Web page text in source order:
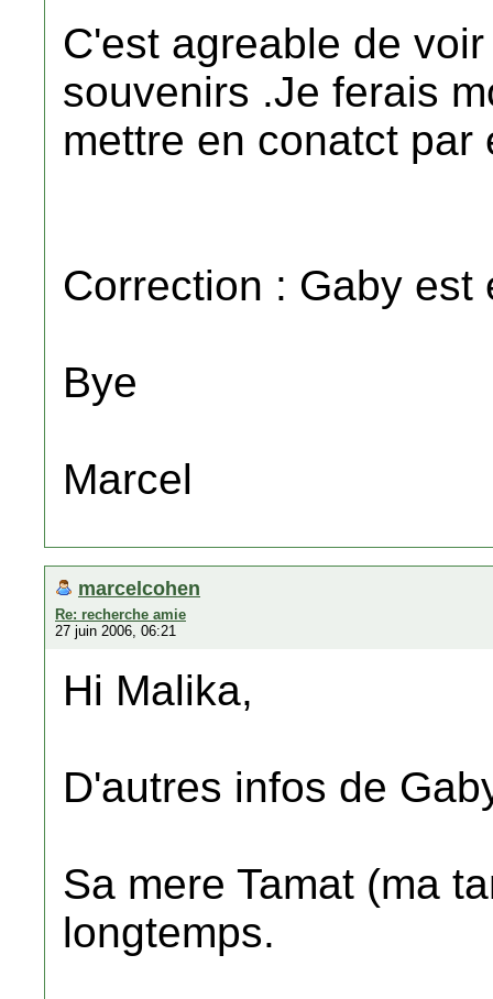
C'est agreable de
souvenirs .Je ferais
mettre en conatct par
Correction : Gaby
Bye
Marcel
marcelcohen
Re: recherche amie
27 juin 2006, 06:21
Hi Malika,
D'autres infos de
Sa mere Tamat (ma
longtemps.